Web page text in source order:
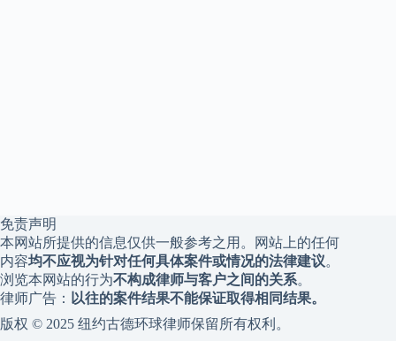
免责声明
本网站所提供的信息仅供一般参考之用。网站上的任何
内容均不应视为针对任何具体案件或情况的法律建议。
浏览本网站的行为不构成律师与客户之间的关系。
律师广告： 以往的案件结果不能保证取得相同结果。
版权 © 2025 纽约古德环球律师保留所有权利。